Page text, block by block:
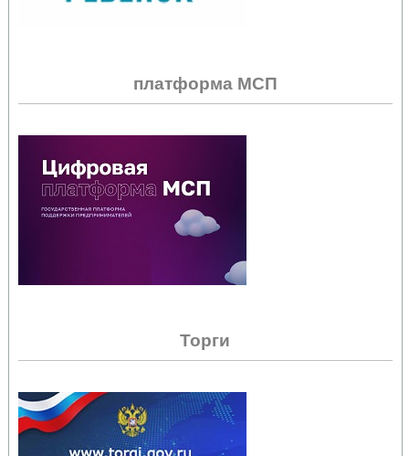
платформа МСП
Торги